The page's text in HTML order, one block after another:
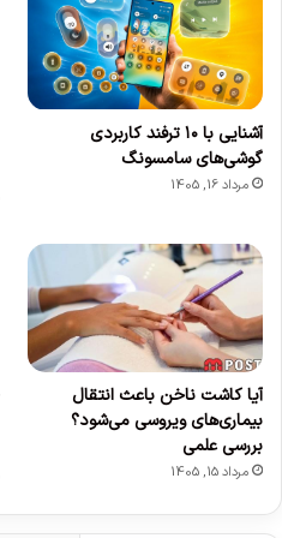
آشنایی با ۱۰ ترفند کاربردی
گوشی‌های سامسونگ
مرداد 16, 1405
آیا کاشت ناخن باعث انتقال
بیماری‌های ویروسی می‌شود؟
بررسی علمی
مرداد 15, 1405